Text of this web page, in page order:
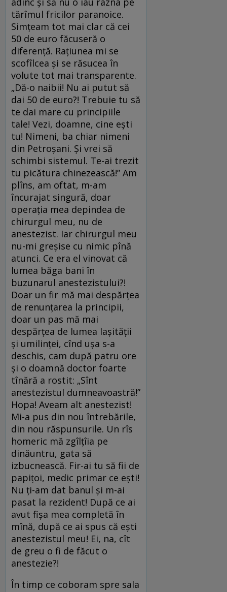
tărîmul fricilor paranoice.
Simțeam tot mai clar că cei
50 de euro făcuseră o
diferență. Rațiunea mi se
scofîlcea și se răsucea în
volute tot mai transparente.
„Dă-o naibii! Nu ai putut să
dai 50 de euro?! Trebuie tu să
te dai mare cu principiile
tale! Vezi, doamne, cine ești
tu! Nimeni, ba chiar nimeni
din Petroșani. Și vrei să
schimbi sistemul. Te-ai trezit
tu picătura chinezească!” Am
plîns, am oftat, m-am
încurajat singură, doar
operația mea depindea de
chirurgul meu, nu de
anestezist. Iar chirurgul meu
nu-mi greșise cu nimic pînă
atunci. Ce era el vinovat că
lumea băga bani în
buzunarul anestezistului?!
Doar un fir mă mai despărțea
de renunțarea la principii,
doar un pas mă mai
despărțea de lumea lașității
și umilinței, cînd ușa s-a
deschis, cam după patru ore
și o doamnă doctor foarte
tînără a rostit: „Sînt
anestezistul dumneavoastră!”
Hopa! Aveam alt anestezist!
Mi-a pus din nou întrebările,
din nou răspunsurile. Un rîs
homeric mă zgîlțîia pe
dinăuntru, gata să
izbucnească. Fir-ai tu să fii de
papițoi, medic primar ce ești!
Nu ți-am dat banul și m-ai
pasat la rezident! După ce ai
avut fișa mea completă în
mînă, după ce ai spus că ești
anestezistul meu! Ei, na, cît
de greu o fi de făcut o
anestezie?!
În timp ce coboram spre sala